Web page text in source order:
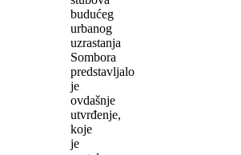
budućeg
urbanog
uzrastanja
Sombora
predstavljalo
je
ovdašnje
utvrđenje,
koje
je